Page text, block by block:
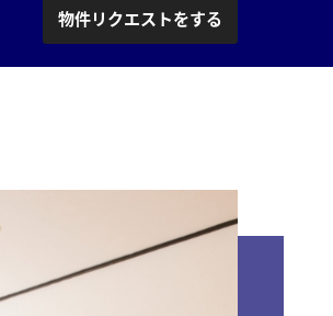
物件リクエストをする